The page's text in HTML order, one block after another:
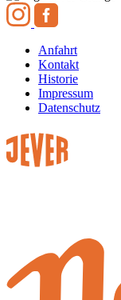
Anfahrt
Kontakt
Historie
Impressum
Datenschutz